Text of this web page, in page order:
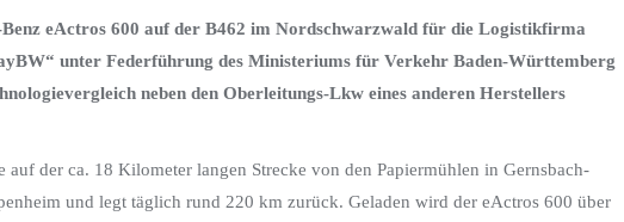
eActros 600 auf der B462 im Nordschwarzwald für die Logistikfirma
unter Federführung des Ministeriums für Verkehr Baden-Württemberg
neben den Oberleitungs-Lkw eines anderen Herstellers
auf der ca. 18 Kilometer langen Strecke von den Papiermühlen in Gernsbach-
und legt täglich rund 220 km zurück. Geladen wird der eActros 600 über